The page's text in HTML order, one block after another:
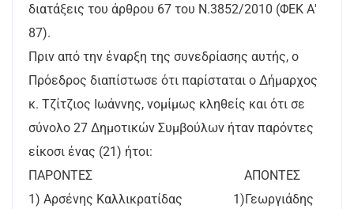
διατάξεις του άρθρου 67 του Ν.3852/2010 (ΦΕΚ Α'
87).
Πριν από την έναρξη της συνεδρίασης αυτής, ο
Πρόεδρος διαπίστωσε ότι παρίσταται ο Δήμαρχος
κ. Τζίτζιος Ιωάννης, νομίμως κληθείς και ότι σε
σύνολο 27 Δημοτικών Συμβούλων ήταν παρόντες
είκοσι ένας (21) ήτοι:
ΠΑΡΟΝΤΕΣ ΑΠΟΝΤΕΣ
1) Αρσένης Καλλικρατίδας 1)Γεωργιάδης